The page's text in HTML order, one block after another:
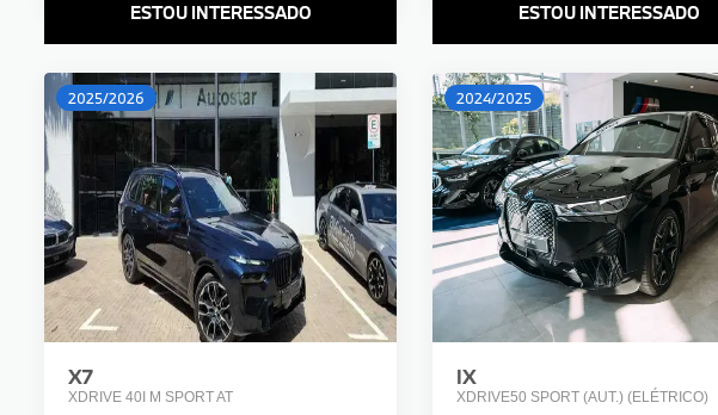
ESTOU INTERESSADO ESTOU INTERESSADO
2025/2026
X7
XDRIVE 40I M SPORT AT
2024/2025
IX
XDRIVE50 SPORT (AUT.) (ELÉTRICO)